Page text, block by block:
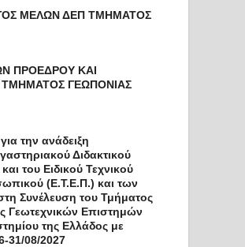
ΜΕΛΩΝ ΔΕΠ ΤΜΗΜΑΤΟΣ
ΠΡΟΕΔΡΟΥ ΚΑΙ
ΓΕΩΠΟΝΙΑΣ
την ανάδειξη
Διδακτικού
του Ειδικού Τεχνικού
(Ε.Τ.Ε.Π.) και των
Συνέλευση του Τμήματος
Γεωτεχνικών Επιστημών
της Ελλάδος με
31/08/2027